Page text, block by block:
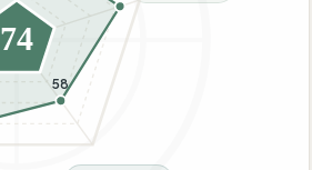
58
74